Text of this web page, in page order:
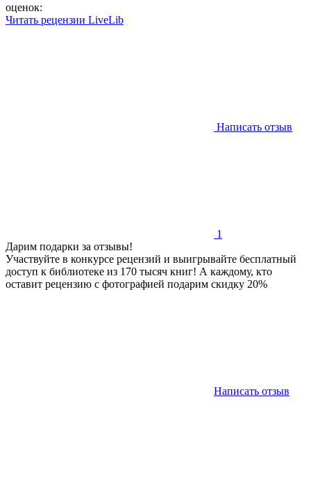
оценок:
Читать рецензии LiveLib
Написать отзыв
1
Дарим подарки за отзывы!
Участвуйте в конкурсе рецензий и выигрывайте бесплатный
доступ к библиотеке из 170 тысяч книг! А каждому, кто
оставит рецензию с фотографией подарим скидку 20%
Написать отзыв